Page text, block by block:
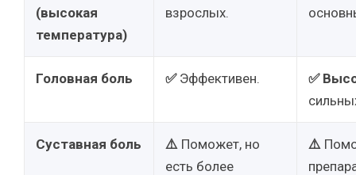
(высокая
температура)
взрослых.
Головная боль ✅Эффективен. ✅
Суставная боль ⚠️ Поможет, но
есть более
⚠️